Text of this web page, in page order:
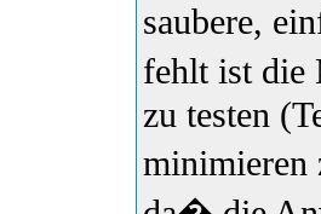
saubere,
fehlt ist die
zu testen
minimieren